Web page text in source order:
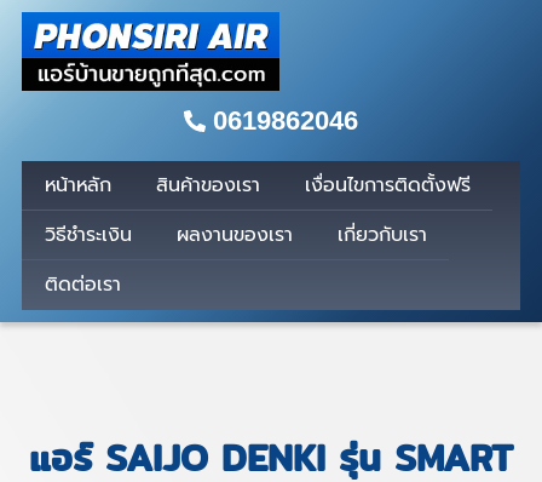
0619862046
หน้าหลัก สินค้าของเรา
เงื่อนไขการติดตั้งฟรี
วิธีชำระเงิน
ผลงานของเรา
เกี่ยวกับเรา
ติดต่อเรา
แอร์ SAIJO DENKI รุ่น SMART